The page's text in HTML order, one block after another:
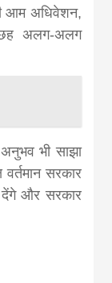
आम अधिवेशन,
अलग-अलग
भी साझा
सरकार
देंगे और सरकार